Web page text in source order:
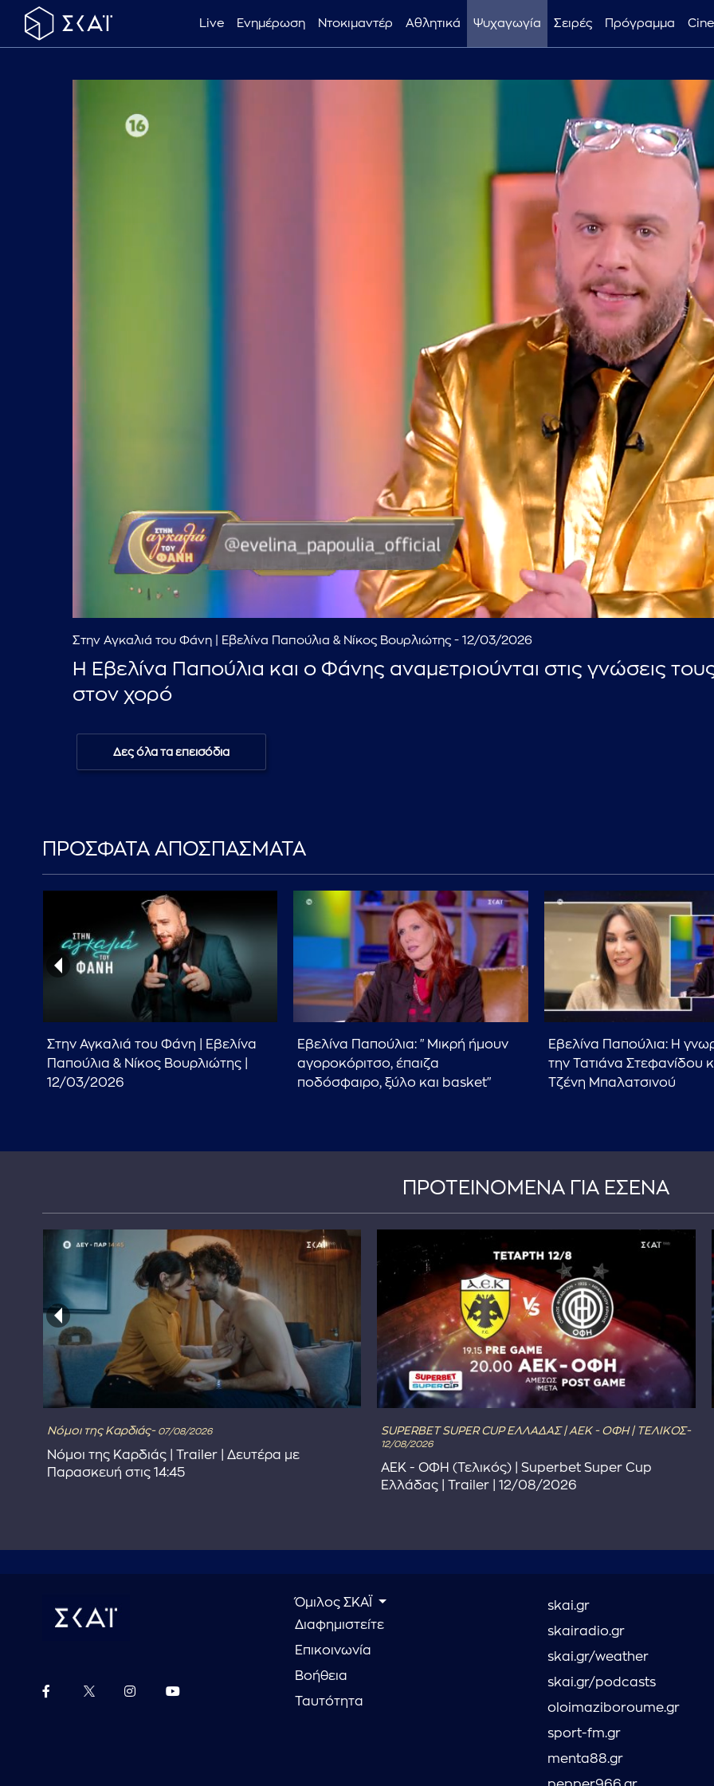
Live Ενημέρωση Ντοκιμαντέρ Αθλητικά Ψυχαγωγία Σειρές Πρόγραμμα
...πληκτρολογήστε κείμενο προς αναζήτηση
Στην Αγκαλιά του Φάνη | Εβελίνα Παπούλια & Νίκος Βουρλιώτης - 12/03/2026
Η Εβελίνα Παπούλια και ο Φάνης αναμετριούνται στις γνώσεις
στον χορό
Δες όλα τα επεισόδια
ΠΡΟΣΦΑΤΑ ΑΠΟΣΠΑΣΜΑΤΑ
Στην Αγκαλιά του Φάνη | Εβελίνα
Παπούλια & Νίκος Βουρλιώτης |
12/03/2026
Εβελίνα Παπούλια: "Μικρή ήμουν
αγοροκόριτσο, έπαιζα
ποδόσφαιρο, ξύλο και basket"
Εβελίνα Παπούλια: Η
την Τατιάνα Στεφανίδου
Τζένη Μπαλατσινού
ΠΡΟΤΕΙΝΟΜΕΝΑ ΓΙΑ ΕΣΕΝΑ
Νόμοι της Καρδιάς- 07/08/2026
Νόμοι της Καρδιάς | Trailer | Δευτέρα με
Παρασκευή στις 14:45
SUPERBET SUPER CUP ΕΛΛΑΔΑΣ | ΑΕΚ - ΟΦΗ | ΤΕΛΙΚΟΣ-
12/08/2026
ΑΕΚ - ΟΦΗ (Τελικός) | Superbet Super Cup
Ελλάδας | Trailer | 12/08/2026
Όμιλος ΣΚΑΪ
Διαφημιστείτε
Επικοινωνία
Βοήθεια
Ταυτότητα
skai.gr
skairadio.gr
skai.gr/weather
skai.gr/podcasts
oloimaziboroume.gr
sport-fm.gr
menta88.gr